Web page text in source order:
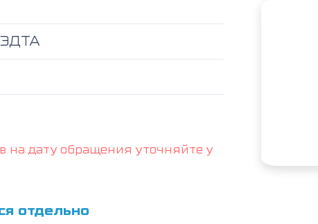
ЭДТА
дату обращения уточняйте у
отдельно